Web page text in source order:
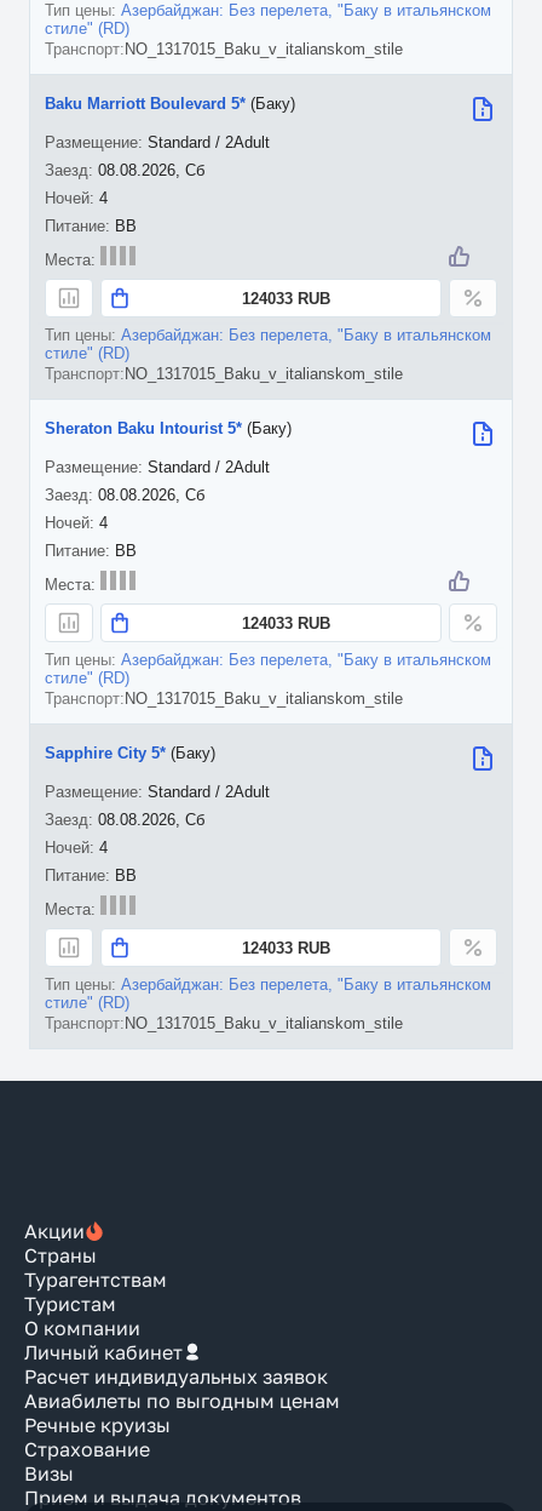
Азербайджан: Без перелета, "Баку в итальянском
стиле" (RD)
NO_1317015_Baku_v_italianskom_stile
08.08.2026, Сб
4
Baku Marriott Boulevard 5* (Баку)
Standard / 2Adult
BB
124033 RUB
Азербайджан: Без перелета, "Баку в итальянском
стиле" (RD)
NO_1317015_Baku_v_italianskom_stile
08.08.2026, Сб
4
Sheraton Baku Intourist 5* (Баку)
Standard / 2Adult
BB
124033 RUB
Азербайджан: Без перелета, "Баку в итальянском
стиле" (RD)
NO_1317015_Baku_v_italianskom_stile
08.08.2026, Сб
4
Sapphire City 5* (Баку)
Standard / 2Adult
BB
124033 RUB
Азербайджан: Без перелета, "Баку в итальянском
стиле" (RD)
NO_1317015_Baku_v_italianskom_stile
Акции
Страны
Турагентствам
Туристам
О компании
Личный кабинет
Расчет индивидуальных заявок
Авиабилеты по выгодным ценам
Речные круизы
Страхование
Визы
Прием и выдача документов